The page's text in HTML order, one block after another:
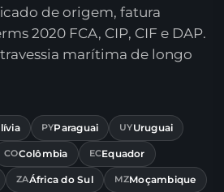
de origem, fatura
2020 FCA, CIP, CIF e DAP.
marítima de longo
PYParaguai UYUruguai
COColômbia ECEquador
ZAÁfrica do Sul MZMoçambique